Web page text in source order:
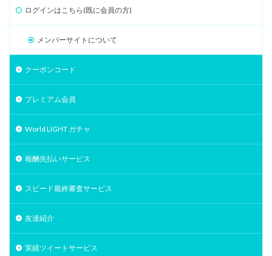
ログインはこちら(既に会員の方)
メンバーサイトについて
クーポンコード
プレミアム会員
World LIGHT ガチャ
報酬先払いサービス
スピード最終審査サービス
友達紹介
実績ツイートサービス